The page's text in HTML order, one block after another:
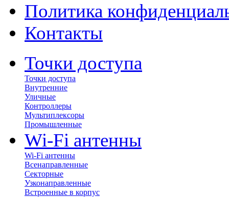
Политика
Контакты
Точки доступа
Точки доступа
Внутренние
Уличные
Контроллеры
Мультиплексоры
Промышленные
Wi-Fi антенны
Wi-Fi антенны
Всенаправленные
Секторные
Узконаправленные
Встроенные в корпус